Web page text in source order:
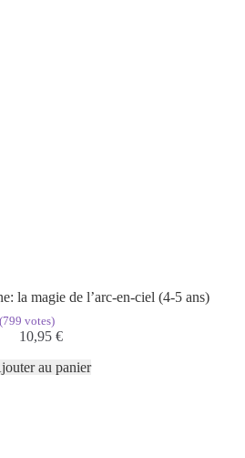
la magie de l’arc-en-ciel (4-5 ans)
votes)
10,95 €
au panier